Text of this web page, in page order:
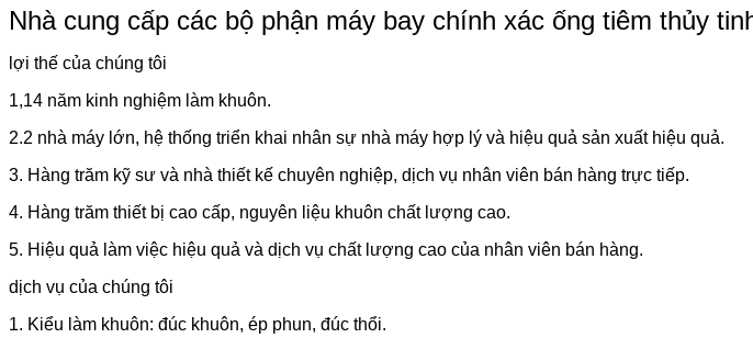
Nhà cung cấp các bộ phận máy bay chính xác ống tiêm thủy
lợi thế của chúng tôi
1,14 năm kinh nghiệm làm khuôn.
2.2 nhà máy lớn, hệ thống triển khai nhân sự nhà máy hợp lý và hiệu quả sản xuất hiệu quả.
3. Hàng trăm kỹ sư và nhà thiết kế chuyên nghiệp, dịch vụ nhân viên bán hàng trực tiếp.
4. Hàng trăm thiết bị cao cấp, nguyên liệu khuôn chất lượng cao.
5. Hiệu quả làm việc hiệu quả và dịch vụ chất lượng cao của nhân viên bán hàng.
dịch vụ của chúng tôi
1. Kiểu làm khuôn: đúc khuôn, ép phun, đúc thổi.